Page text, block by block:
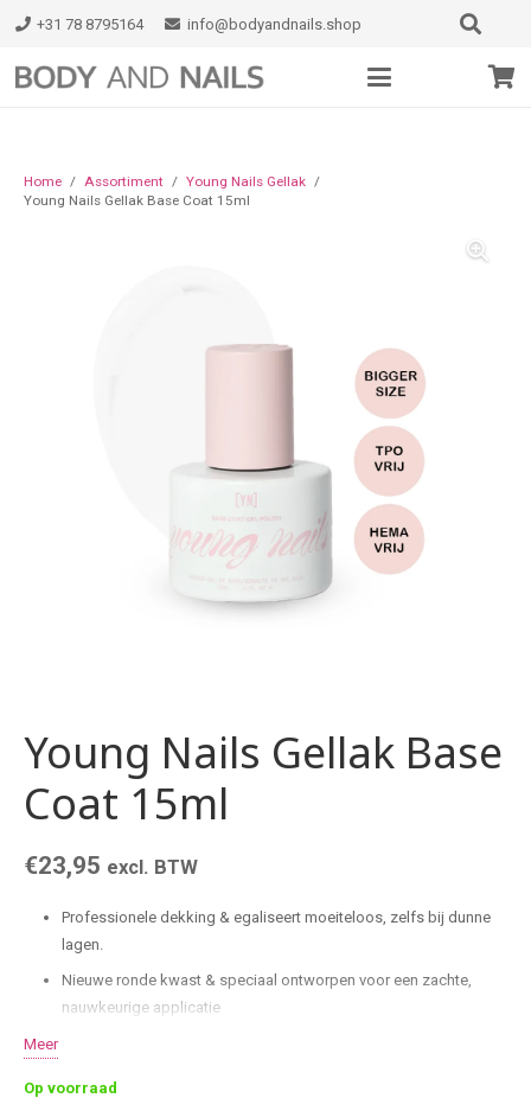
+31 78 8795164 info@bodyandnails.shop
Home / Assortiment / Young Nails Gellak /
Young Nails Gellak Base Coat 15ml
Young Nails Gellak Base
Coat 15ml
€23,95 excl. BTW
Professionele dekking & egaliseert moeiteloos, zelfs bij dunne
lagen.
Nieuwe ronde kwast & speciaal ontworpen voor een zachte,
nauwkeurige applicatie
Meer
Op voorraad